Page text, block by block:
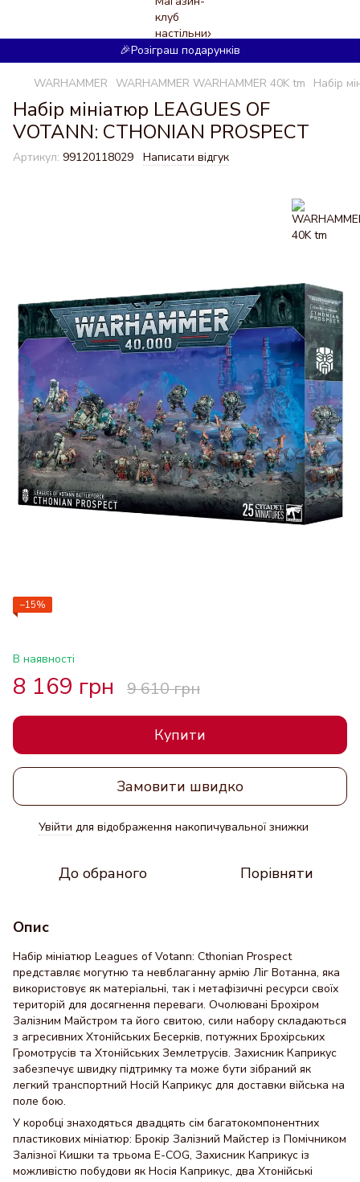
🎉Розіграш подарунків
WARHAMMER WARHAMMER WARHAMMER 40K tm Набір
Набір мініатюр LEAGUES OF
VOTANN: CTHONIAN PROSPECT
Артикул: 99120118029 Написати відгук
−15%
В наявності
8 169 грн 9 610 грн
Купити
Замовити швидко
Увійти для відображення накопичувальної знижки
До обраного Порівняти
Опис
Набір мініатюр Leagues of Votann: Cthonian Prospect
представляє могутню та невблаганну армію Ліг Вотанна, яка
використовує як матеріальні, так і метафізичні ресурси своїх
територій для досягнення переваги. Очолювані Брохіром
Залізним Майстром та його свитою, сили набору складаються
з агресивних Хтонійських Бесерків, потужних Брохірських
Громотрусів та Хтонійських Землетрусів. Захисник Каприкус
забезпечує швидку підтримку та може бути зібраний як
легкий транспортний Носій Каприкус для доставки війська на
поле бою.
У коробці знаходяться двадцять сім багатокомпонентних
пластикових мініатюр: Брокір Залізний Майстер із Помічником
Залізної Кишки та трьома E-COG, Захисник Каприкус із
можливістю побудови як Носія Каприкус, два Хтонійські